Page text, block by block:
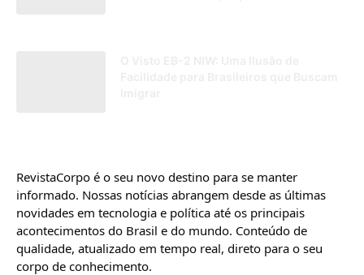
RevistaCorpo é o seu novo destino para se manter
informado. Nossas notícias abrangem desde as últimas
novidades em tecnologia e política até os principais
acontecimentos do Brasil e do mundo. Conteúdo de
qualidade, atualizado em tempo real, direto para o seu
corpo de conhecimento.